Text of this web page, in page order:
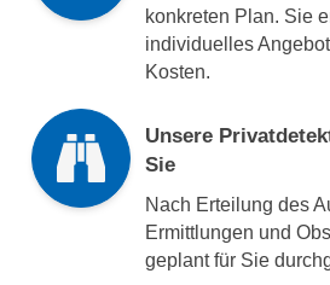
konkreten Plan. Sie
individuelles
Kosten.
Unsere
Sie
Nach Erteilung des
Ermittlungen und
geplant für Sie